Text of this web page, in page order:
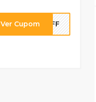
Ver Cupom2OFF